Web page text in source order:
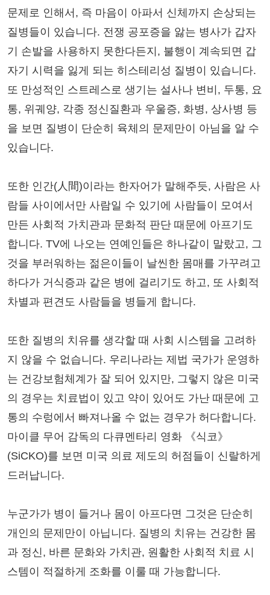
문제로 인해서, 즉 마음이 아파서 신체까지 손상되는
질병들이 있습니다. 전쟁 공포증을 앓는 병사가 갑자
기 손발을 사용하지 못한다든지, 불행이 계속되면 갑
자기 시력을 잃게 되는 히스테리성 질병이 있습니다.
또 만성적인 스트레스로 생기는 설사나 변비, 두통, 요
통, 위궤양, 각종 정신질환과 우울증, 화병, 상사병 등
을 보면 질병이 단순히 육체의 문제만이 아님을 알 수
있습니다.
또한 인간(人間)이라는 한자어가 말해주듯, 사람은 사
람들 사이에서만 사람일 수 있기에 사람들이 모여서
만든 사회적 가치관과 문화적 판단 때문에 아프기도
합니다. TV에 나오는 연예인들은 하나같이 말랐고, 그
것을 부러워하는 젊은이들이 날씬한 몸매를 가꾸려고
하다가 거식증과 같은 병에 걸리기도 하고, 또 사회적
차별과 편견도 사람들을 병들게 합니다.
또한 질병의 치유를 생각할 때 사회 시스템을 고려하
지 않을 수 없습니다. 우리나라는 제법 국가가 운영하
는 건강보험체계가 잘 되어 있지만, 그렇지 않은 미국
의 경우는 치료법이 있고 약이 있어도 가난 때문에 고
통의 수렁에서 빠져나올 수 없는 경우가 허다합니다.
마이클 무어 감독의 다큐멘타리 영화 《식코》
(SiCKO)를 보면 미국 의료 제도의 허점들이 신랄하게
드러납니다.
누군가가 병이 들거나 몸이 아프다면 그것은 단순히
개인의 문제만이 아닙니다. 질병의 치유는 건강한 몸
과 정신, 바른 문화와 가치관, 원활한 사회적 치료 시
스템이 적절하게 조화를 이룰 때 가능합니다.